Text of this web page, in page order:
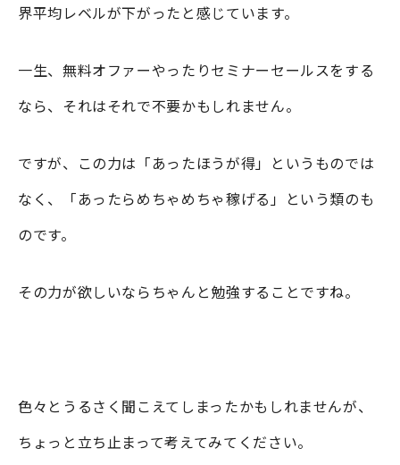
界平均レベルが下がったと感じています。
一生、無料オファーやったりセミナーセールスをする
なら、それはそれで不要かもしれません。
ですが、この力は「あったほうが得」というものでは
なく、「あったらめちゃめちゃ稼げる」という類のも
のです。
その力が欲しいならちゃんと勉強することですね。
色々とうるさく聞こえてしまったかもしれませんが、
ちょっと立ち止まって考えてみてください。